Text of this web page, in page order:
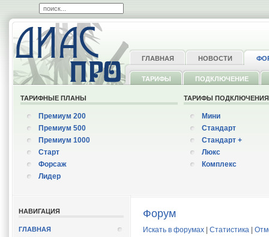
ГЛАВНАЯ НОВОСТИ
ТАРИФЫ ПОДКЛЮЧЕНИЕ
ТАРИФНЫЕ ПЛАНЫ
Премиум 200
Премиум 500
Премиум 1000
Старт
Форсаж
Лидер
ТАРИФЫ ПОДКЛЮЧЕНИЯ
Мини
Стандарт
Стандарт +
Люкс
Комплекс
НАВИГАЦИЯ
ГЛАВНАЯ
Форум
Искать в форумах Статистика